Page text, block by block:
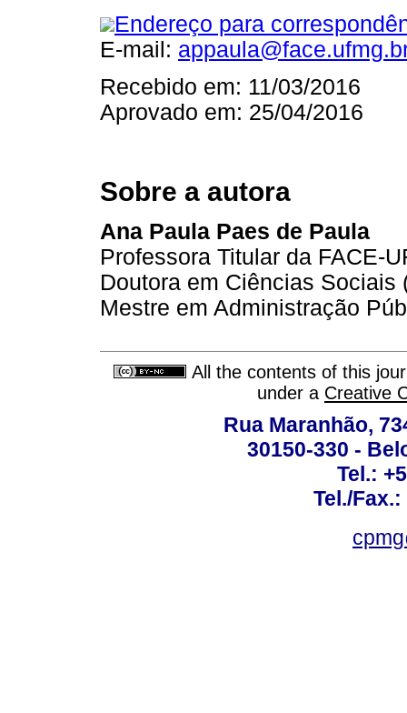
Endereço para
E-mail:
Recebido em: 11/03/2016
Aprovado em: 25/04/2016
Sobre a autora
Ana Paula Paes de Paula
Professora Titular da FACE-
Doutora em Ciências Sociais
Mestre em Administração
All the contents of this
under a Creative
Rua Maranhão,
30150-330 -
Tel.:
Tel./Fax.: